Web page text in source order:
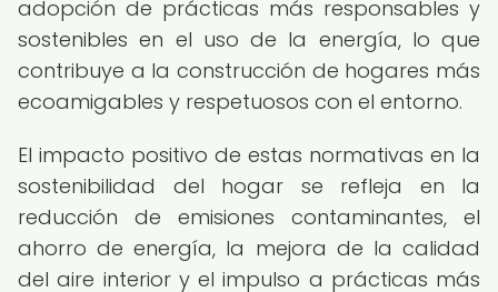
adopción de prácticas más responsables y
sostenibles en el uso de la energía, lo que
contribuye a la construcción de hogares más
ecoamigables y respetuosos con el entorno.
El impacto positivo de estas normativas en la
sostenibilidad del hogar se refleja en la
reducción de emisiones contaminantes, el
ahorro de energía, la mejora de la calidad
del aire interior y el impulso a prácticas más